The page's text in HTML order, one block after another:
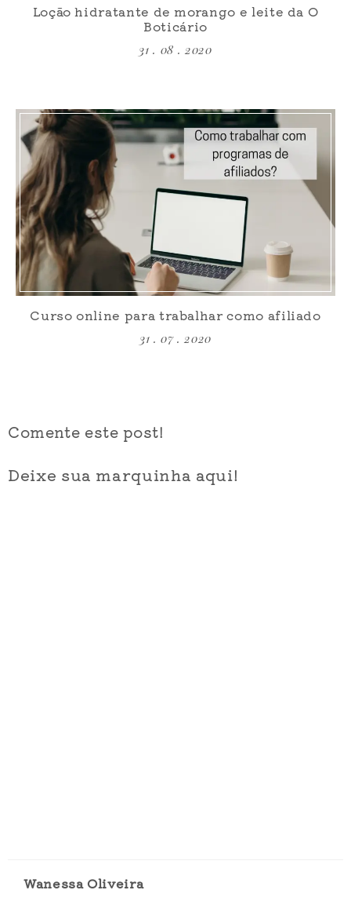
Loção hidratante de morango e leite da O
Boticário
31 . 08 . 2020
Curso online para trabalhar como afiliado
31 . 07 . 2020
Comente este post!
Deixe sua marquinha aqui!
Wanessa Oliveira